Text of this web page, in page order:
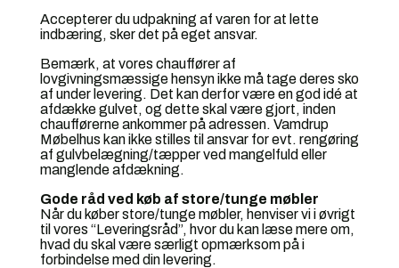
Accepterer du udpakning af varen for at lette
indbæring, sker det på eget ansvar.
Bemærk, at vores chauffører af
lovgivningsmæssige hensyn ikke må tage deres sko
af under levering. Det kan derfor være en god idé at
afdække gulvet, og dette skal være gjort, inden
chaufførerne ankommer på adressen. Vamdrup
Møbelhus kan ikke stilles til ansvar for evt. rengøring
af gulvbelægning/tæpper ved mangelfuld eller
manglende afdækning.
Gode råd ved køb af store/tunge møbler
Når du køber store/tunge møbler, henviser vi i øvrigt
til vores “Leveringsråd”, hvor du kan læse mere om,
hvad du skal være særligt opmærksom på i
forbindelse med din levering.